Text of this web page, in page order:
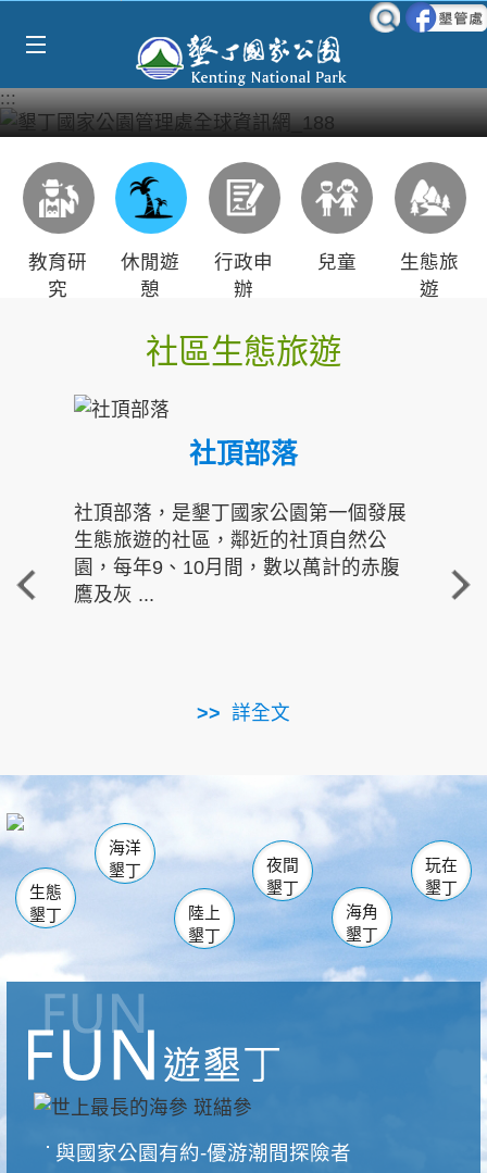
:::
教育研
究
休閒遊
憩
行政申
辦
兒童
生態旅
遊
社區生態旅遊
社頂部落
社頂部落，是墾丁國家公園第一個發展
生態旅遊的社區，鄰近的社頂自然公
園，每年9、10月間，數以萬計的赤腹
鷹及灰 ...
詳全文
重
走進
南仁湖
海生館
恆春 佳樂水
龍鑾潭自然中心 森林遊樂區
瓊麻館
關山 墾管處遊客中心
社頂公園 風吹沙
船帆石
白砂 龍磐公園
香蕉灣
砂島
鵝鑾鼻
生態
墾丁
海洋
墾丁
陸上
墾丁
夜間
墾丁
海角
墾丁
玩在
墾丁
與國家公園有約-優游潮間探險者